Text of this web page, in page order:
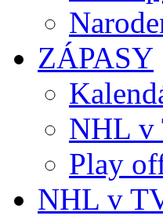
ZÁPASY
NHL v
Play
NHL v